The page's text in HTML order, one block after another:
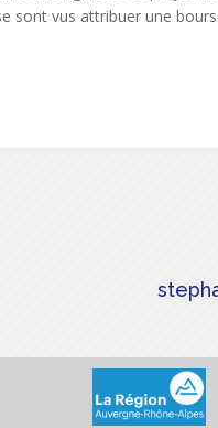
sont vus attribuer une